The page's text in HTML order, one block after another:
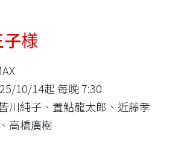
様
10/14起 每晚 7:30
川純子、置鮎龍太郎、近藤孝
高橋廣樹